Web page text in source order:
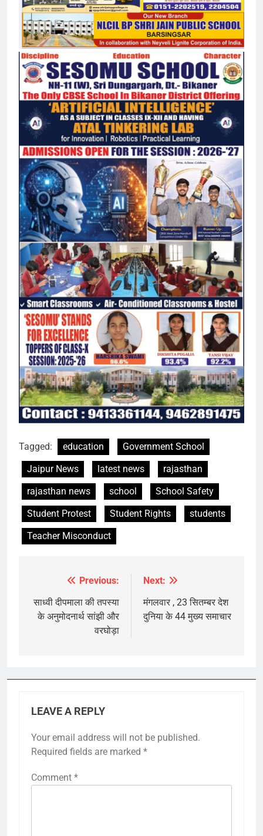
Tagged: education
Government School
Jaipur News
latest news
rajasthan
rajasthan news
school
School Safety
Student Protest
Student Rights
students
Teacher Misconduct
navigation
Previous:
साध्वी दीपमाला की तपस्या
के अनुमोदनार्थ सांझी और
वरघोड़ा
Next:
मंगलवार , 23 सितम्बर देश
दुनिया के 44 मुख्य समाचार
LEAVE A REPLY
Your email address will not be published.
Required fields are marked *
Comment *